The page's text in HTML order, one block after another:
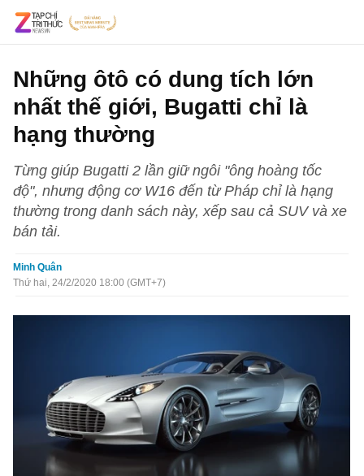
Những ôtô có dung tích lớn
nhất thế giới, Bugatti chỉ là
hạng thường
Từng giúp Bugatti 2 lần giữ ngôi "ông hoàng tốc
độ", nhưng động cơ W16 đến từ Pháp chỉ là hạng
thường trong danh sách này, xếp sau cả SUV và xe
bán tải.
Minh Quân
Thứ hai, 24/2/2020 18:00 (GMT+7)